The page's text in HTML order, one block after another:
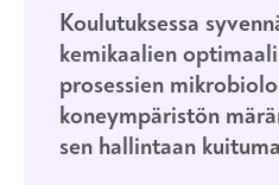
Koulutuksessa
kemikaalien
prosessien
koneympäristön
sen hallintaan